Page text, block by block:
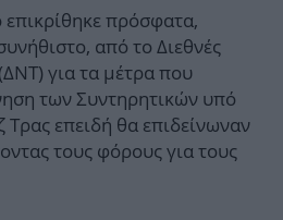
πρόσφατα,
από το Διεθνές
για τα μέτρα που
των Συντηρητικών υπό
επειδή θα επιδείνωναν
τους φόρους για τους